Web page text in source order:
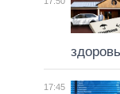
17:45